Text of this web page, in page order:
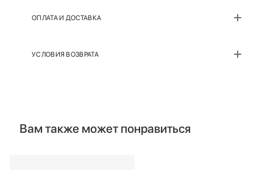
ОПЛАТА И ДОСТАВКА
УСЛОВИЯ ВОЗВРАТА
Вам также может понравиться